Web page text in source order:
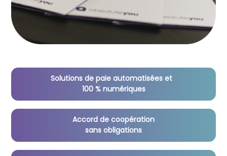
Solutions de paie automatisées et
100 % numériques
Accord de coopération
sans obligations